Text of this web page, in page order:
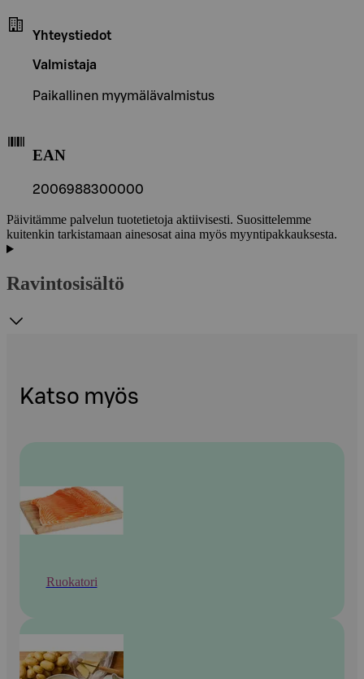
Yhteystiedot
Valmistaja
Paikallinen myymälävalmistus
EAN
2006988300000
Päivitämme palvelun tuotetietoja aktiivisesti. Suosittelemme
kuitenkin tarkistamaan ainesosat aina myös myyntipakkauksesta.
Ravintosisältö
Katso myös
Ruokatori